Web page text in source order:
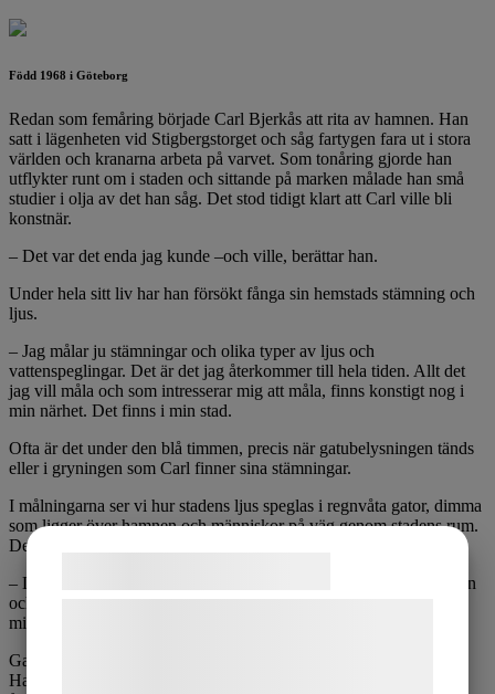
Född 1968 i Göteborg
Redan som femåring började Carl Bjerkås att rita av hamnen. Han
satt i lägenheten vid Stigbergstorget och såg fartygen fara ut i stora
världen och kranarna arbeta på varvet. Som tonåring gjorde han
utflykter runt om i staden och sittande på marken målade han små
studier i olja av det han såg. Det stod tidigt klart att Carl ville bli
konstnär.
– Det var det enda jag kunde –och ville, berättar han.
Under hela sitt liv har han försökt fånga sin hemstads stämning och
ljus.
– Jag målar ju stämningar och olika typer av ljus och
vattenspeglingar. Det är det jag återkommer till hela tiden. Allt det
jag vill måla och som intresserar mig att måla, finns konstigt nog i
min närhet. Det finns i min stad.
Ofta är det under den blå timmen, precis när gatubelysningen tänds
eller i gryningen som Carl finner sina stämningar.
I målningarna ser vi hur stadens ljus speglas i regnvåta gator, dimma
som ligger över hamnen och människor på väg genom stadens rum.
Det är inte sommardagens kulturkalasfirare som skildras.
– Det intresserar mig inte. Jag vill måla den där riktigt grå vardagen
och visa att den är vacker. På sitt sätt. För den blir ju inte så grå, i
mina ögon. Det blir ju färger. Så ser jag det.
Gatumotiven springer han på när han är på väg någonstans.
Hamnmotiven söker han upp, antingen genom att cykla runt, eller